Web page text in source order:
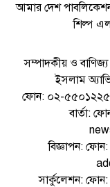
আমার দেশ
শিল্প
সম্পাদকীয় ও
ইসলাম
ফোন: ০২-
বার্তা:
বিজ্ঞাপন:
সার্কুলেশন: